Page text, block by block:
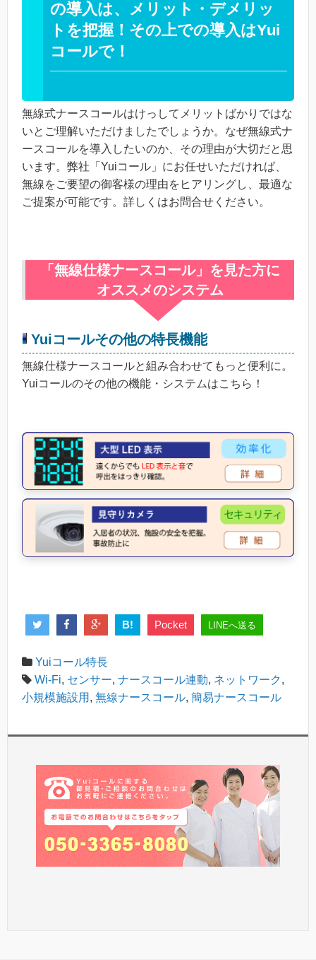
の導入は、メリット・デメリッ
トを把握！その上での導入はYui
コールで！
無線式ナースコールはけっしてメリットばかりではな
いとご理解いただけましたでしょうか。なぜ無線式ナ
ースコールを導入したいのか、その理由が大切だと思
います。弊社「Yuiコール」にお任せいただければ、
無線をご要望の御客様の理由をヒアリングし、最適な
ご提案が可能です。詳しくはお問合せください。
「無線仕様ナースコール」を見た方に
オススメのシステム
Yuiコールその他の特長機能
無線仕様ナースコールと組み合わせてもっと便利に。
Yuiコールのその他の機能・システムはこちら！
B! Pocket LINEへ送る
Yuiコール特長
Wi-Fi, センサー, ナースコール連動, ネットワーク,
小規模施設用 , 無線ナースコール, 簡易ナースコール